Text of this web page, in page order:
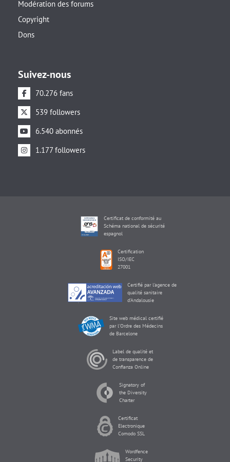
Modération des forums
Copyright
Dons
Suivez-nous
70.276 fans
539 followers
6.540 abonnés
1.177 followers
Certificat de conformité au
Schéma national de sécurité
espagnol
Certification
ISO/IEC
27001
Certifié par l'agence de
qualité sanitaire
d'Andalousie
Site web médical certifié
par l'Ordre des Médecins
de Barcelone
Label de qualité et
de transparence de
Confianza Online
Signatory of
the Diversity
Charter
Certificat
Electronique
Comodo SSL
Wordfence
Security